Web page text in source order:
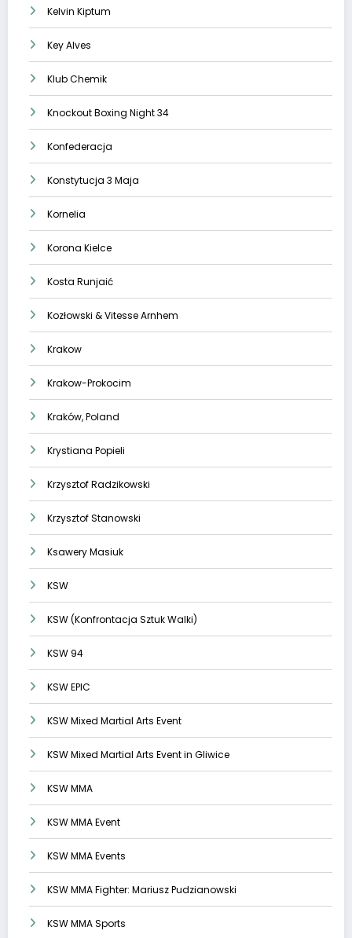
Kelvin Kiptum
Key Alves
Klub Chemik
Knockout Boxing Night 34
Konfederacja
Konstytucja 3 Maja
Kornelia
Korona Kielce
Kosta Runjaić
Kozłowski & Vitesse Arnhem
Krakow
Krakow-Prokocim
Kraków, Poland
Krystiana Popieli
Krzysztof Radzikowski
Krzysztof Stanowski
Ksawery Masiuk
KSW
KSW (Konfrontacja Sztuk Walki)
KSW 94
KSW EPIC
KSW Mixed Martial Arts Event
KSW Mixed Martial Arts Event in Gliwice
KSW MMA
KSW MMA Event
KSW MMA Events
KSW MMA Fighter: Mariusz Pudzianowski
KSW MMA Sports